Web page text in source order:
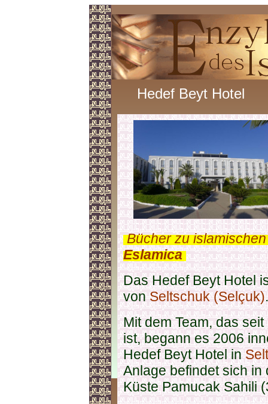
Hedef Beyt Hotel
.Bücher zu
Eslamica.
Das Hedef Beyt Hotel
vonSeltschuk (Selçuk).
Mit dem Team, das
ist, begann es 2006
Hedef Beyt Hotel in
Anlage befindet sich
Küste Pamucak Sahili